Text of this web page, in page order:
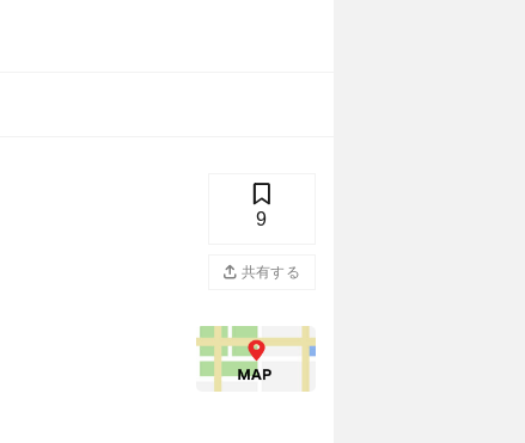
9
共有する